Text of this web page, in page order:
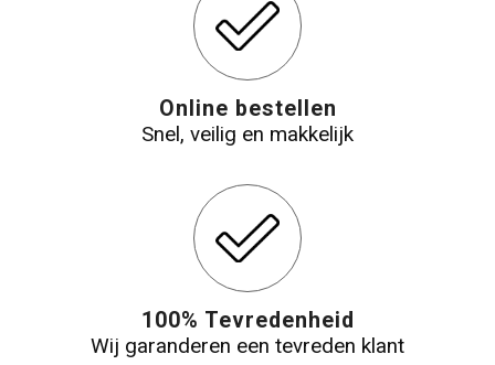
Online bestellen
Snel, veilig en makkelijk
100% Tevredenheid
Wij garanderen een tevreden klant